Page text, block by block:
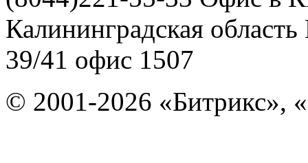
Калининградская область
39/41 офис 1507
© 2001-2026 «Битрикс»,